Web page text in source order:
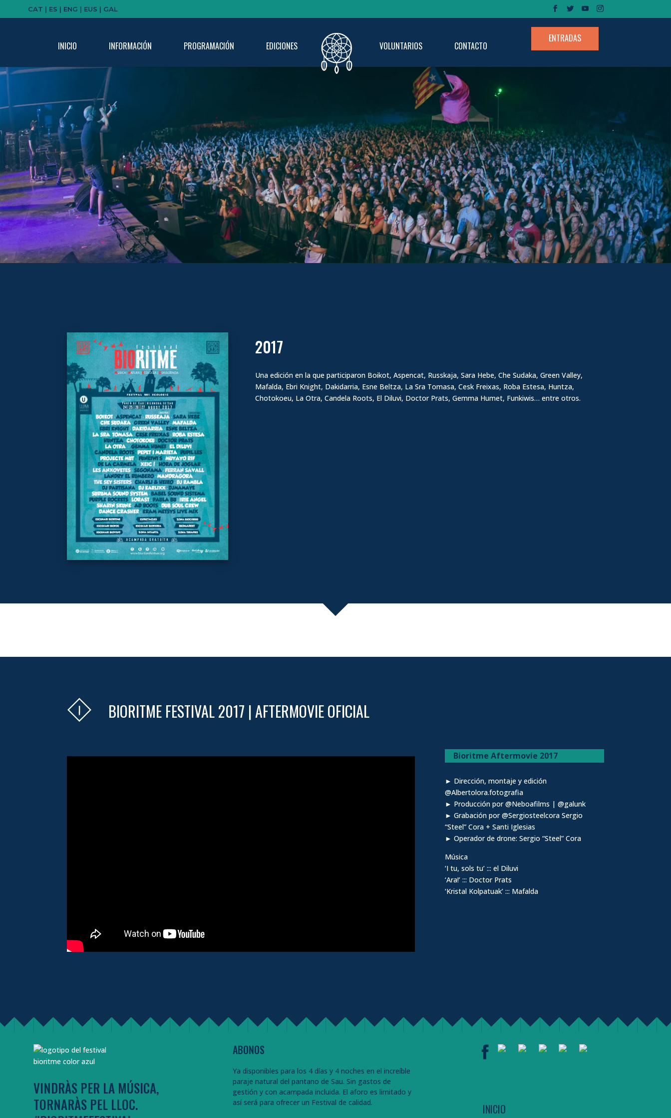
CAT | ES | ENG | EUS | GAL
INICIO INFORMACIÓN PROGRAMACIÓN EDICIONES
ENTRADAS
VOLUNTARIOS CONTACTO
2017
Una edición en la que participaron Boikot, Aspencat, Russkaja, Sara Hebe, Che Sudaka, Green Valley,
Mafalda, Ebri Knight, Dakidarria, Esne Beltza, La Sra Tomasa, Cesk Freixas, Roba Estesa, Huntza,
Chotokoeu, La Otra, Candela Roots, El Diluvi, Doctor Prats, Gemma Humet, Funkiwis… entre otros.
BIORITME FESTIVAL 2017 | AFTERMOVIE OFICIAL
Bioritme Aftermovie 2017
► Dirección, montaje y edición
@Albertolora.fotografia
► Producción por @Neboafilms | @galunk
► Grabación por @Sergiosteelcora Sergio
“Steel” Cora + Santi Iglesias
► Operador de drone: Sergio “Steel” Cora
Música
‘I tu, sols tu’ ::: el Diluvi
‘Ara!’ ::: Doctor Prats
‘Kristal Kolpatuak’ ::: Mafalda
VINDRÀS PER LA MÚSICA,
TORNARÀS PEL LLOC.
ABONOS
Ya disponibles para los 4 días y 4 noches en el increíble
paraje natural del pantano de Sau. Sin gastos de
gestión y con acampada incluida. El aforo es limitado y
así será para ofrecer un Festival de calidad.
INICIO